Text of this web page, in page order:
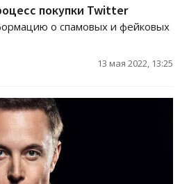
покупки Twitter
о спамовых и фейковых
13 мая 2022, 13:25